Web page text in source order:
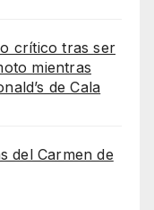
crítico tras ser
mientras
de Cala
del Carmen de